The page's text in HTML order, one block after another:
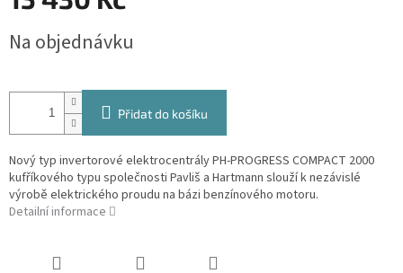
cena:
Na objednávku
Přidat do košíku
Nový typ invertorové elektrocentrály PH-PROGRESS COMPACT 2000
kufříkového typu společnosti Pavliš a Hartmann slouží k nezávislé
výrobě elektrického proudu na bázi benzínového motoru.
Detailní informace